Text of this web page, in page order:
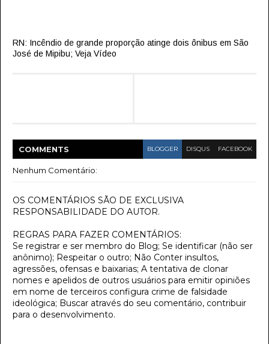
RN: Incêndio de grande proporção atinge dois ônibus em São
José de Mipibu; Veja Vídeo
COMMENTS BLOGGER DISQUS FACEBOOK
Nenhum Comentário:
OS COMENTÁRIOS SÃO DE EXCLUSIVA
RESPONSABILIDADE DO AUTOR.
REGRAS PARA FAZER COMENTÁRIOS:
Se registrar e ser membro do Blog; Se identificar (não ser
anônimo); Respeitar o outro; Não Conter insultos,
agressões, ofensas e baixarias; A tentativa de clonar
nomes e apelidos de outros usuários para emitir opiniões
em nome de terceiros configura crime de falsidade
ideológica; Buscar através do seu comentário, contribuir
para o desenvolvimento.